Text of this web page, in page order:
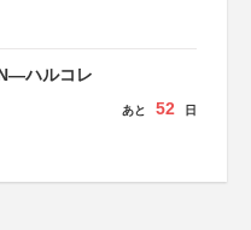
ハルコレ
あと 52 日